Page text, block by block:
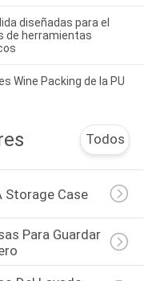
diseñadas para el
de herramientas
Wine Packing de la PU
Todos
Storage Case
Para Guardar